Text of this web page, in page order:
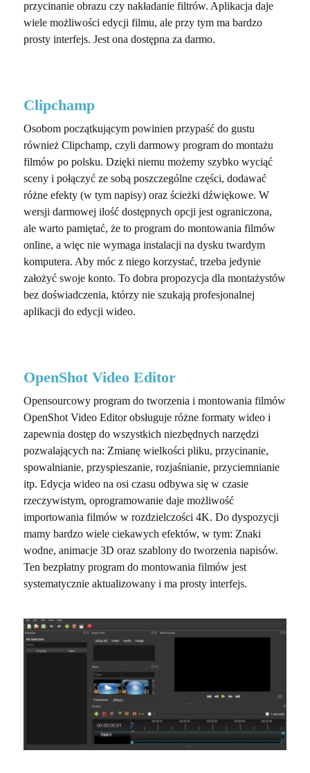
przycinanie obrazu czy nakładanie filtrów. Aplikacja daje
wiele możliwości edycji filmu, ale przy tym ma bardzo
prosty interfejs. Jest ona dostępna za darmo.
Clipchamp
Osobom początkującym powinien przypaść do gustu
również Clipchamp, czyli darmowy program do montażu
filmów po polsku. Dzięki niemu możemy szybko wyciąć
sceny i połączyć ze sobą poszczególne części, dodawać
różne efekty (w tym napisy) oraz ścieżki dźwiękowe. W
wersji darmowej ilość dostępnych opcji jest ograniczona,
ale warto pamiętać, że to program do montowania filmów
online, a więc nie wymaga instalacji na dysku twardym
komputera. Aby móc z niego korzystać, trzeba jedynie
założyć swoje konto. To dobra propozycja dla montażystów
bez doświadczenia, którzy nie szukają profesjonalnej
aplikacji do edycji wideo.
OpenShot Video Editor
Opensourcowy program do tworzenia i montowania filmów
OpenShot Video Editor obsługuje różne formaty wideo i
zapewnia dostęp do wszystkich niezbędnych narzędzi
pozwalających na: Zmianę wielkości pliku, przycinanie,
spowalnianie, przyspieszanie, rozjaśnianie, przyciemnianie
itp. Edycja wideo na osi czasu odbywa się w czasie
rzeczywistym, oprogramowanie daje możliwość
importowania filmów w rozdzielczości 4K. Do dyspozycji
mamy bardzo wiele ciekawych efektów, w tym: Znaki
wodne, animacje 3D oraz szablony do tworzenia napisów.
Ten bezpłatny program do montowania filmów jest
systematycznie aktualizowany i ma prosty interfejs.